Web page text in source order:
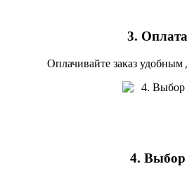
3. Оплата
Оплачивайте заказ удобным
4. Выбор